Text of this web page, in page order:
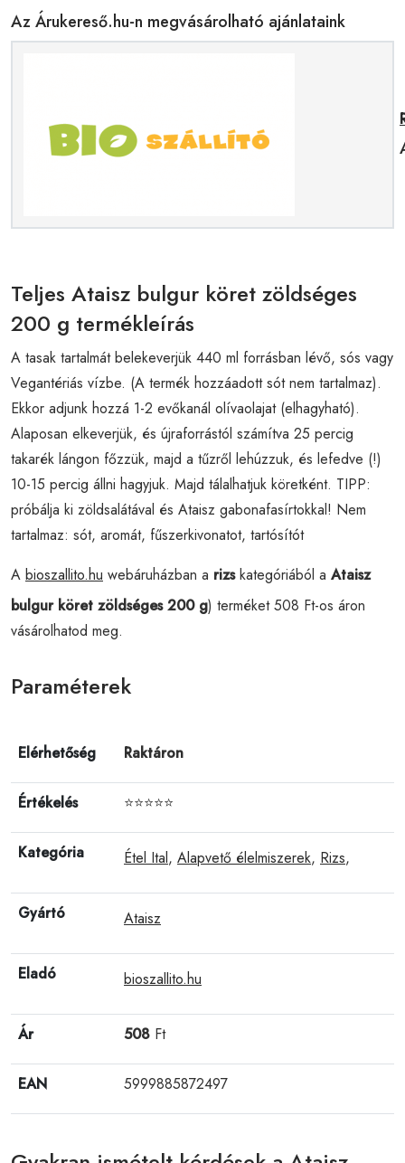
Az Árukereső.hu-n megvásárolható ajánlataink
Teljes Ataisz bulgur köret zöldséges
200 g termékleírás
A tasak tartalmát belekeverjük 440 ml forrásban lévő, sós vagy
Vegantériás vízbe. (A termék hozzáadott sót nem tartalmaz).
Ekkor adjunk hozzá 1-2 evőkanál olívaolajat (elhagyható).
Alaposan elkeverjük, és újraforrástól számítva 25 percig
takarék lángon főzzük, majd a tűzről lehúzzuk, és lefedve (!)
10-15 percig állni hagyjuk. Majd tálalhatjuk köretként. TIPP:
próbálja ki zöldsalátával és Ataisz gabonafasírtokkal! Nem
tartalmaz: sót, aromát, fűszerkivonatot, tartósítót
A bioszallito.hu webáruházban a rizskategóriából a Ataisz
bulgur köret zöldséges 200 g) terméket 508 Ft-os áron
vásárolhatod meg.
Paraméterek
Elérhetőség Raktáron
Értékelés ⭐⭐⭐⭐⭐
Kategória Étel Ital, Alapvető élelmiszerek, Rizs,
Gyártó Ataisz
Eladó bioszallito.hu
Ár 508 Ft
EAN 5999885872497